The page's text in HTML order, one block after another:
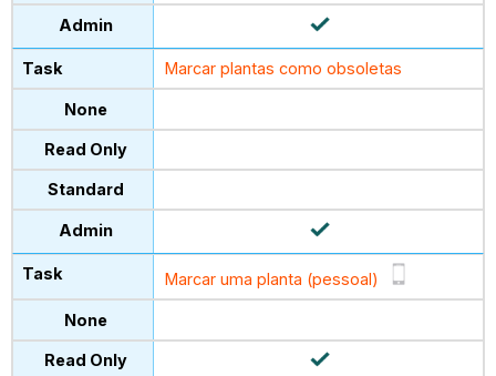
Marcar plantas como obsoletas
Marcar uma planta (pessoal)